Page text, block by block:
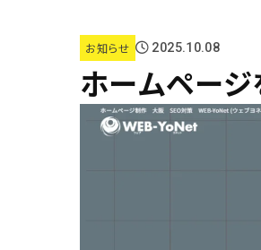
お知らせ 2025.10.08
ホームページ